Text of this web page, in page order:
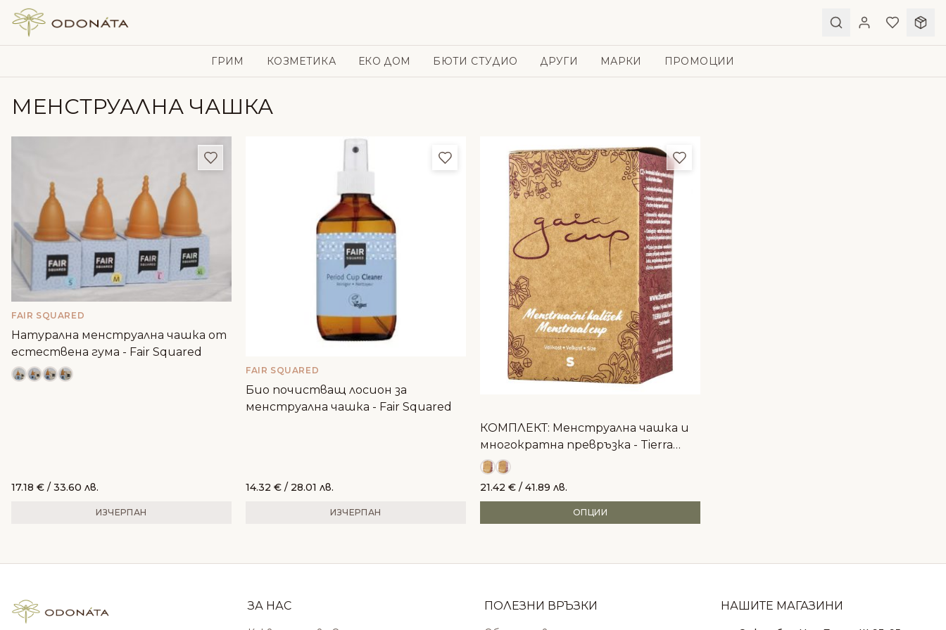
Skip to content
ГРИМ КОЗМЕТИКА ЕКО ДОМ БЮТИ СТУДИО ДРУГИ МАРКИ ПРОМОЦИИ
МЕНСТРУАЛНА ЧАШКА
Добави в любими
FAIR SQUARED
Натурална менструална чашка от
естествена гума - Fair Squared
17.18 € / 33.60 лв.
ИЗЧЕРПАН
Добави в любими
FAIR SQUARED
Био почистващ лосион за
менструална чашка - Fair Squared
14.32 € / 28.01 лв.
ИЗЧЕРПАН
Добави в любими
КОМПЛЕКТ: Менструална чашка и
многократна превръзка - Tierra
Verde
21.42 € / 41.89 лв.
ОПЦИИ
ЗА НАС ПОЛЕЗНИ ВРЪЗКИ НАШИТЕ МАГАЗИНИ